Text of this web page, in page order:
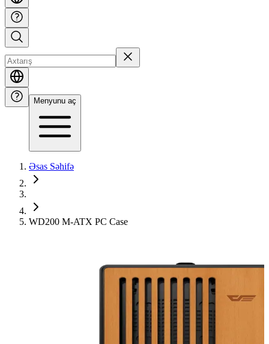
Menyunu aç
Əsas Səhifə
WD200 M-ATX PC Case